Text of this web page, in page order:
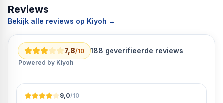
Reviews
Bekijk alle reviews op Kiyoh →
7,8/10 188 geverifieerde reviews
Powered by Kiyoh
9,0/10